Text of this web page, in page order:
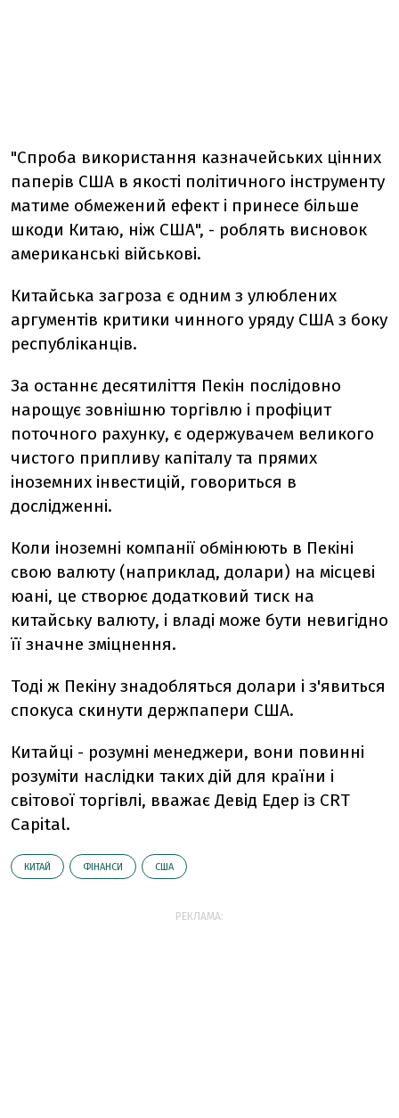
"Спроба використання казначейських цінних
паперів США в якості політичного інструменту
матиме обмежений ефект і принесе більше
шкоди Китаю, ніж США", - роблять висновок
американські військові.
Китайська загроза є одним з улюблених
аргументів критики чинного уряду США з боку
республіканців.
За останнє десятиліття Пекін послідовно
нарощує зовнішню торгівлю і профіцит
поточного рахунку, є одержувачем великого
чистого припливу капіталу та прямих
іноземних інвестицій, говориться в
дослідженні.
Коли іноземні компанії обмінюють в Пекіні
свою валюту (наприклад, долари) на місцеві
юані, це створює додатковий тиск на
китайську валюту, і владі може бути невигідно
її значне зміцнення.
Тоді ж Пекіну знадобляться долари і з'явиться
спокуса скинути держпапери США.
Китайці - розумні менеджери, вони повинні
розуміти наслідки таких дій для країни і
світової торгівлі, вважає Девід Едер із CRT
Capital.
КИТАЙ ФІНАНСИ США
РЕКЛАМА: